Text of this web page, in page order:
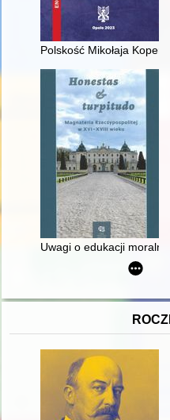
Polskość Mikołaja
Uwagi o edukacji